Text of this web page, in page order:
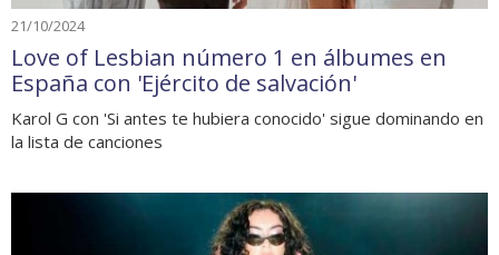
21/10/2024
Love of Lesbian número 1 en álbumes en
España con 'Ejército de salvación'
Karol G con 'Si antes te hubiera conocido' sigue dominando en
la lista de canciones